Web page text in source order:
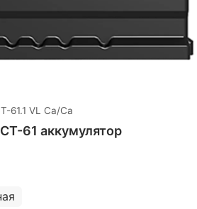
61.1 VL Ca/Ca
61 аккумулятор